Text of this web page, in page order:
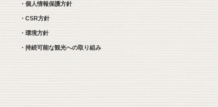
・個人情報保護方針
・CSR方針
・環境方針
・持続可能な観光への取り組み